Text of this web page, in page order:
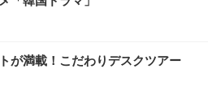
が満載！こだわりデスクツアー